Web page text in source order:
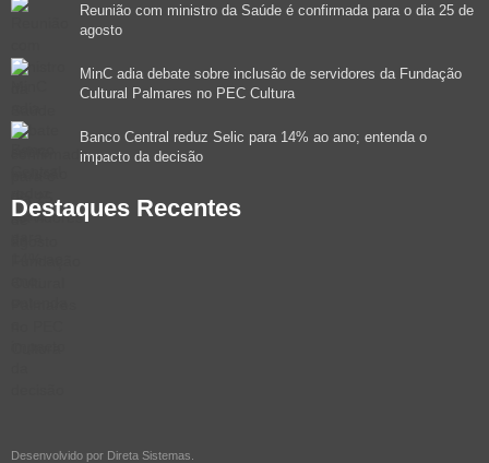
Reunião com ministro da Saúde é confirmada para o dia 25 de
agosto
MinC adia debate sobre inclusão de servidores da Fundação
Cultural Palmares no PEC Cultura
Banco Central reduz Selic para 14% ao ano; entenda o
impacto da decisão
Destaques Recentes
Desenvolvido por Direta Sistemas